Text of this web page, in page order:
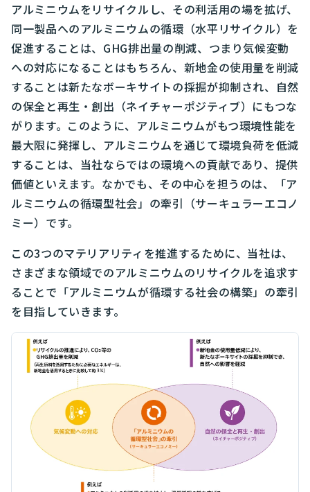
アルミニウムをリサイクルし、その利活用の場を拡げ、
同一製品へのアルミニウムの循環（水平リサイクル）を
促進することは、GHG排出量の削減、つまり気候変動
への対応になることはもちろん、新地金の使用量を削減
することは新たなボーキサイトの採掘が抑制され、自然
の保全と再生・創出（ネイチャーポジティブ）にもつな
がります。このように、アルミニウムがもつ環境性能を
最大限に発揮し、アルミニウムを通じて環境負荷を低減
することは、当社ならではの環境への貢献であり、提供
価値といえます。なかでも、その中心を担うのは、「ア
ルミニウムの循環型社会」の牽引（サーキュラーエコノ
ミー）です。
この3つのマテリアリティを推進するために、当社は、
さまざまな領域でのアルミニウムのリサイクルを追求す
ることで「アルミニウムが循環する社会の構築」の牽引
を目指していきます。